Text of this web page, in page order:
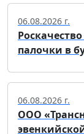
06.08.2026 г.
палочки в
06.08.2026 г.
ООО